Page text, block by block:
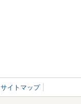
サイトマップ